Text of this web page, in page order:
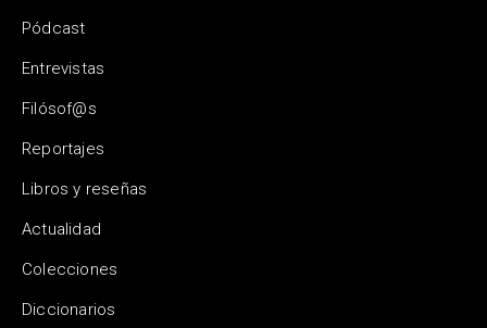
Pódcast
Entrevistas
Filósof@s
Reportajes
Libros y reseñas
Actualidad
Colecciones
Diccionarios